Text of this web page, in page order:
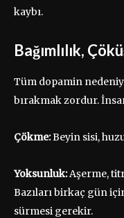
kaybı.
Bağımlılık,
Tüm dopamin
bırakmak zordur.
Çökme:Beyin sisi,
Yoksunluk:Aşerme,
Bazıları birkaç gün
sürmesi gerekir.